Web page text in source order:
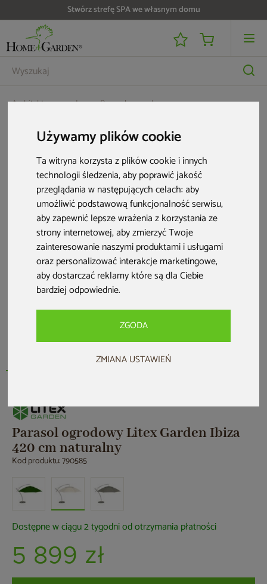
Używamy plików cookie
Ta witryna korzysta z plików cookie i innych
technologii śledzenia, aby poprawić jakość
przeglądania w następujących celach:aby
umożliwić podstawową funkcjonalność serwisu,
aby zapewnić lepsze wrażenia z korzystania ze
strony internetowej,aby zmierzyć Twoje
zainteresowanie naszymi produktami i usługami
oraz personalizować interakcje marketingowe,
aby dostarczać reklamy które są dla Ciebie
bardziej odpowiednie.
ZGODA
ZMIANA USTAWIEŃ
Stwórz strefę SPA we własnym domu
Architektura ogrodowa
Parasole ogrodowe
Parasol ogrodowy Litex Garden Ibiza
420 cm naturalny
Kod produktu: 790585
Dostępne w ciągu 2 tygodni od otrzymania płatności
5 899 zł